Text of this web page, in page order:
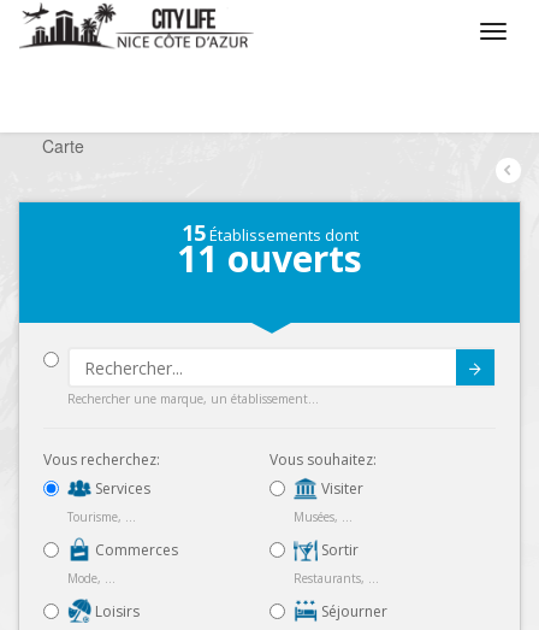
Carte
15Établissements dont
11 ouverts
Rechercher une marque, un établissement...
Vous recherchez:
Services
Tourisme, ...
Commerces
Mode, ...
Loisirs
Vous souhaitez:
Visiter
Musées, ...
Sortir
Restaurants, ...
Séjourner